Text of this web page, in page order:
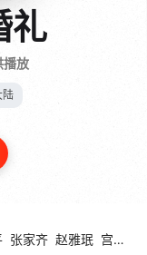
礼
放
陆
张家齐 赵雅珉 宫喜斌